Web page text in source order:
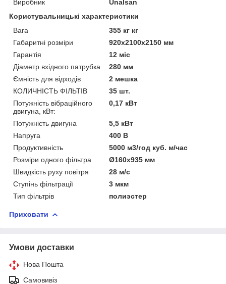
Виробник
Unalsan
Користувальницькі характеристики
Вага
355 кг кг
Габаритні розміри
920x2100x2150 мм
Гарантія
12 міс
Діаметр вхідного патрубка
280 мм
Ємність для відходів
2 мешка
КОЛИЧНІСТЬ ФІЛЬТІВ
35 шт.
Потужність вібраційного
двигуна, кВт:
0,17 кВт
Потужність двигуна
5,5 кВт
Напруга
400 B
Продуктивність
5000 м3/год куб. м/час
Розміри одного фільтра
Ø160х935 мм
Швидкість руху повітря
28 м/с
Ступінь фільтрації
3 мкм
Тип фільтрів
полиэстер
Приховати
Умови доставки
Нова Пошта
Самовивіз